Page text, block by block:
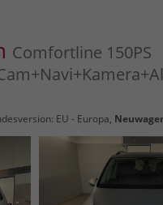
Comfortline 150PS
EU - Europa,